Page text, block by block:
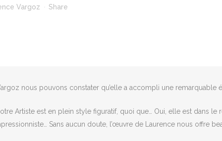
Vargoz Share
nous pouvons constater qu’elle a accompli une remarquable
Artiste est en plein style figuratif, quoi que… Oui, elle est dans
Sans aucun doute, l’œuvre de Laurence nous offre